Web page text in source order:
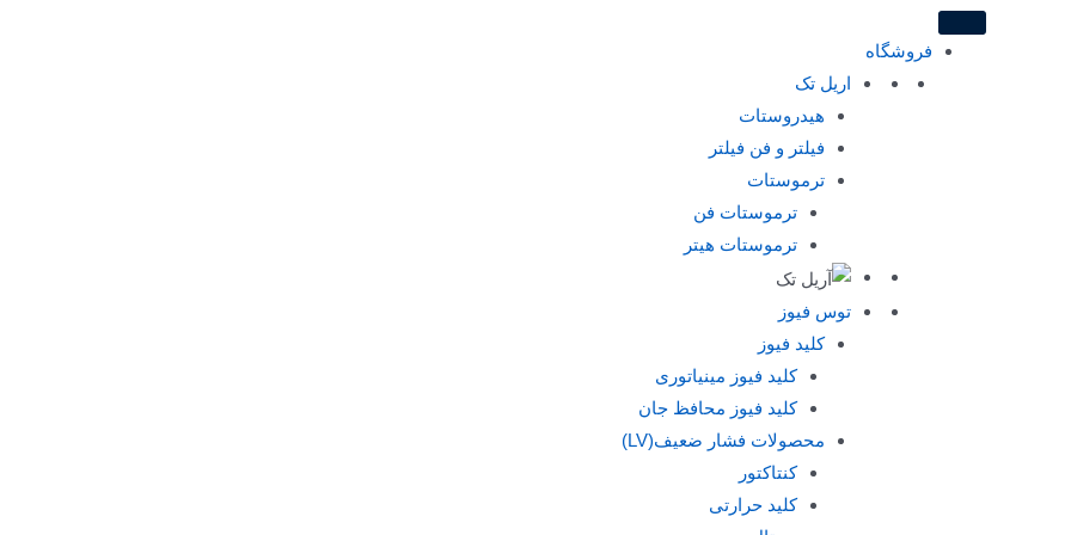
فروشگاه
اریل تک
هیدروستات
فیلتر و فن فیلتر
ترموستات
ترموستات فن
ترموستات هیتر
توس فیوز
کلید فیوز
کلید فیوز مینیاتوری
کلید فیوز محافظ جان
محصولات فشار ضعیف(LV)
کنتاکتور
کلید حرارتی